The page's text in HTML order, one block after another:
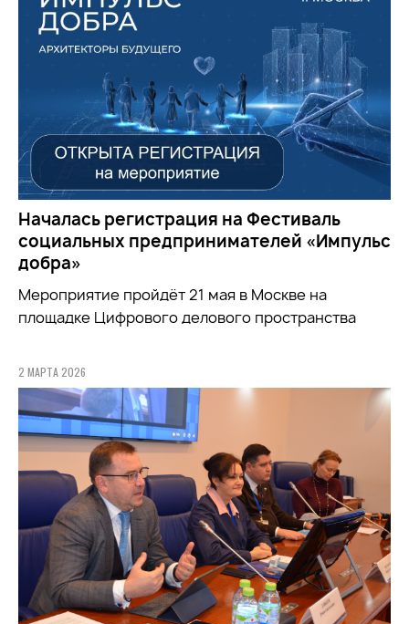
Началась регистрация на Фестиваль
социальных предпринимателей «Импульс
добра»
Мероприятие пройдёт 21 мая в Москве на
площадке Цифрового делового пространства
2 МАРТА 2026